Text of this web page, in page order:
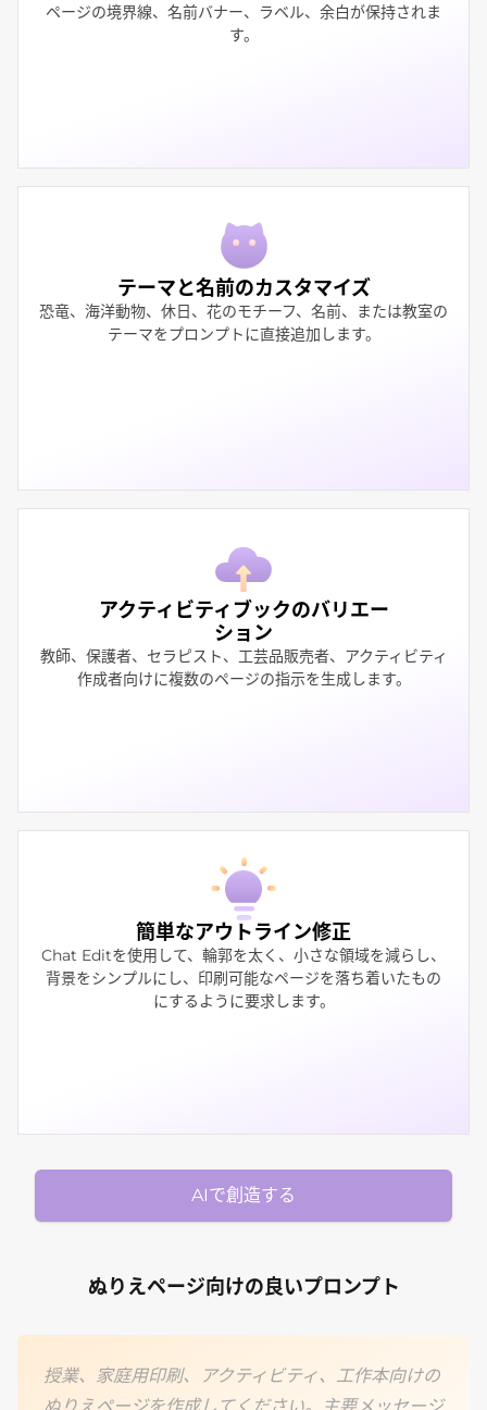
ページの境界線、名前バナー、ラベル、余白が保持されま
す。
テーマと名前のカスタマイズ
恐竜、海洋動物、休日、花のモチーフ、名前、または教室の
テーマをプロンプトに直接追加します。
アクティビティブックのバリエー
ション
教師、保護者、セラピスト、工芸品販売者、アクティビティ
作成者向けに複数のページの指示を生成します。
簡単なアウトライン修正
Chat Editを使用して、輪郭を太く、小さな領域を減らし、
背景をシンプルにし、印刷可能なページを落ち着いたもの
にするように要求します。
AIで創造する
ぬりえページ向けの良いプロンプト
授業、家庭用印刷、アクティビティ、工作本向けの
ぬりえページを作成してください。主要メッセージ